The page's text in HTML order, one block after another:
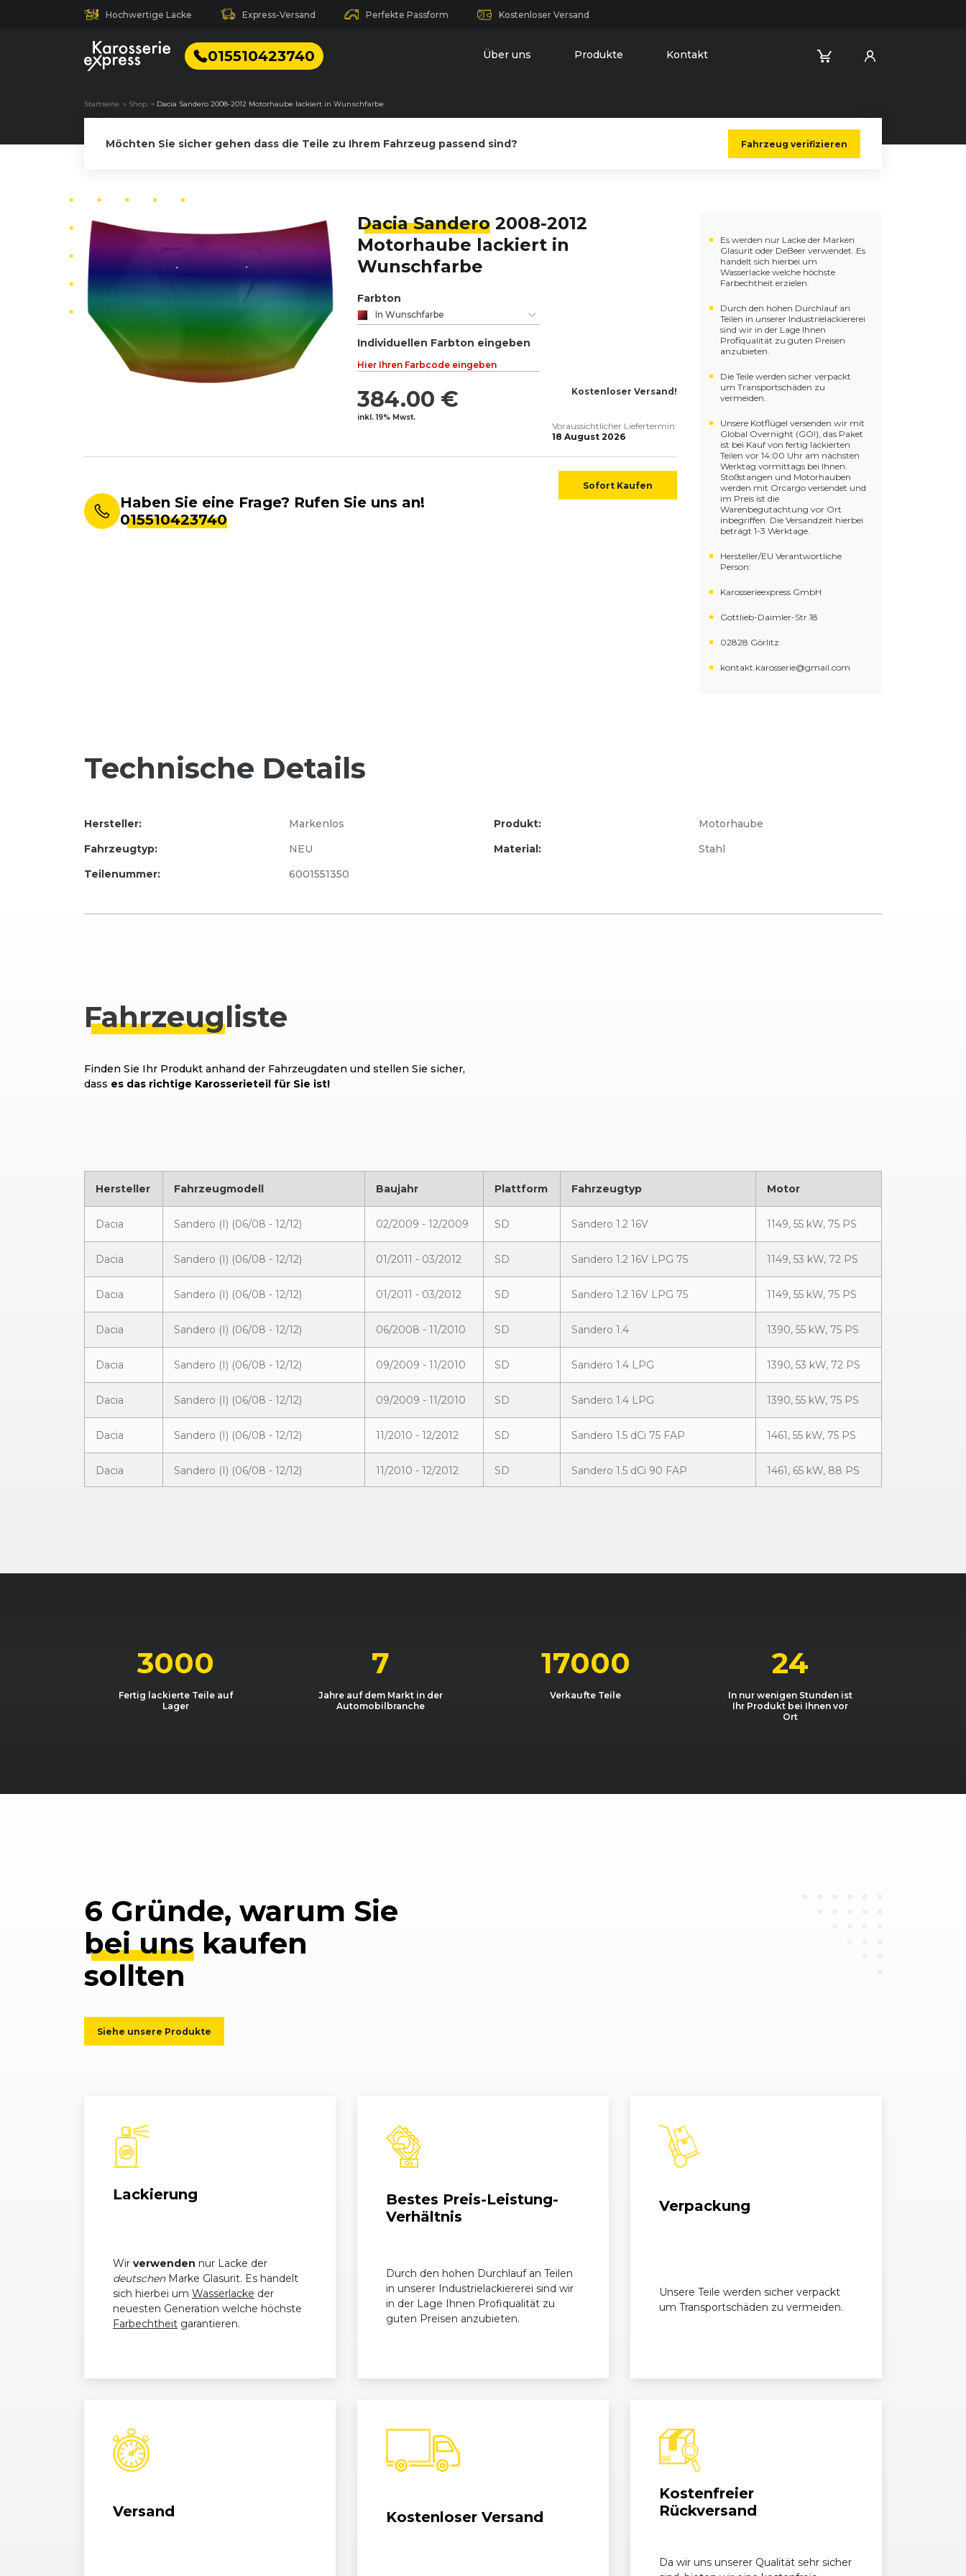
Hochwertige Lacke Express-Versand Perfekte Passform Kostenloser Versand
015510423740 Über uns Produkte Kontakt
Startseite » Shop » Dacia Sandero 2008-2012 Motorhaube lackiert in Wunschfarbe
Möchten Sie sicher gehen dass die Teile zu Ihrem Fahrzeug passend sind? Fahrzeug verifizieren
Dacia Sandero 2008-2012
Motorhaube lackiert in
Wunschfarbe
Farbton
In Wunschfarbe
Individuellen Farbton eingeben
Hier Ihren Farbcode eingeben
384.00 €
inkl. 19% Mwst.
Kostenloser Versand!
Voraussichtlicher Liefertermin:
18 August 2026
Sofort Kaufen
Haben Sie eine Frage? Rufen Sie uns an!
015510423740
Es werden nur Lacke der Marken
Glasurit oder DeBeer verwendet. Es
handelt sich hierbei um
Wasserlacke welche höchste
Farbechtheit erzielen.
Durch den hohen Durchlauf an
Teilen in unserer Industrielackiererei
sind wir in der Lage Ihnen
Profiqualität zu guten Preisen
anzubieten.
Die Teile werden sicher verpackt
um Transportschäden zu
vermeiden.
Unsere Kotflügel versenden wir mit
Global Overnight (GO!), das Paket
ist bei Kauf von fertig lackierten
Teilen vor 14:00 Uhr am nächsten
Werktag vormittags bei Ihnen.
Stoßstangen und Motorhauben
werden mit Orcargo versendet und
im Preis ist die
Warenbegutachtung vor Ort
inbegriffen. Die Versandzeit hierbei
beträgt 1-3 Werktage.
Hersteller/EU Verantwortliche
Person:
Karosserieexpress GmbH
Gottlieb-Daimler-Str.18
02828 Görlitz
kontakt.karosserie@gmail.com
Technische Details
Hersteller: Markenlos Produkt:
Motorhaube
Fahrzeugtyp:
NEU Material:
Stahl
Teilenummer:
6001551350
Fahrzeugliste
Finden Sie Ihr Produkt anhand der Fahrzeugdaten und stellen Sie sicher,
dass es das richtige Karosserieteil für Sie ist!
Hersteller Fahrzeugmodell Baujahr Plattform Fahrzeugtyp Motor
Dacia Sandero (I) (06/08 - 12/12) 02/2009 - 12/2009 SD Sandero 1.2 16V 1149, 55 kW, 75 PS
Dacia Sandero (I) (06/08 - 12/12) 01/2011 - 03/2012 SD Sandero 1.2 16V LPG 75 1149, 53 kW, 72 PS
Dacia Sandero (I) (06/08 - 12/12) 01/2011 - 03/2012 SD Sandero 1.2 16V LPG 75 1149, 55 kW, 75 PS
Dacia Sandero (I) (06/08 - 12/12) 06/2008 - 11/2010 SD Sandero 1.4 1390, 55 kW, 75 PS
Dacia Sandero (I) (06/08 - 12/12) 09/2009 - 11/2010 SD Sandero 1.4 LPG 1390, 53 kW, 72 PS
Dacia Sandero (I) (06/08 - 12/12) 09/2009 - 11/2010 SD Sandero 1.4 LPG 1390, 55 kW, 75 PS
Dacia Sandero (I) (06/08 - 12/12) 11/2010 - 12/2012 SD Sandero 1.5 dCi 75 FAP 1461, 55 kW, 75 PS
Dacia Sandero (I) (06/08 - 12/12) 11/2010 - 12/2012 SD Sandero 1.5 dCi 90 FAP 1461, 65 kW, 88 PS
Dacia Sandero (I) (06/08 - 12/12) 06/2008 - 12/2009 SD Sandero 1.6 1598, 64 kW, 87 PS
1598, 64 kW, 87 PS
3000
Fertig lackierte Teile auf
Lager
7
Jahre auf dem Markt in der
Automobilbranche
17000
Verkaufte Teile
24
In nur wenigen Stunden ist
Ihr Produkt bei Ihnen vor
Ort
6 Gründe, warum Sie
bei uns kaufen
sollten
Siehe unsere Produkte
Lackierung
Wir verwenden nur Lacke der
deutschenMarke Glasurit. Es handelt
sich hierbei um Wasserlacke der
neuesten Generation welche höchste
Farbechtheit garantieren.
Bestes Preis-Leistung-
Verhältnis
Durch den hohen Durchlauf an Teilen
in unserer Industrielackiererei sind wir
in der Lage Ihnen Profiqualität zu
guten Preisen anzubieten.
Verpackung
Unsere Teile werden sicher verpackt
um Transportschäden zu vermeiden.
Versand Kostenloser Versand
Kostenfreier
Rückversand
Da wir uns unserer Qualität sehr sicher